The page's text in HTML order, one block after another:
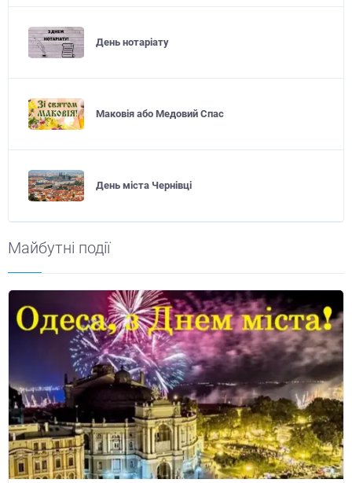
День нотаріату
Маковія або Медовий Спас
День міста Чернівці
Майбутні події